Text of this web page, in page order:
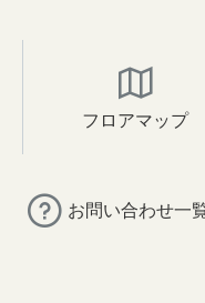
フロアマップ
お問い合わせ一